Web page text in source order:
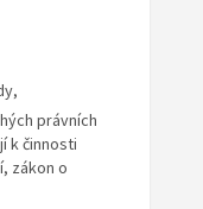
právních
k činnosti
zákon o